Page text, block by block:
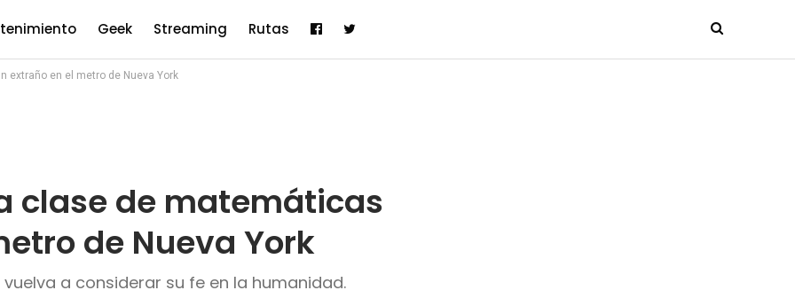
Geek Streaming Rutas
extraño en el metro de Nueva York
clase de matemáticas
de Nueva York
a considerar su fe en la humanidad.